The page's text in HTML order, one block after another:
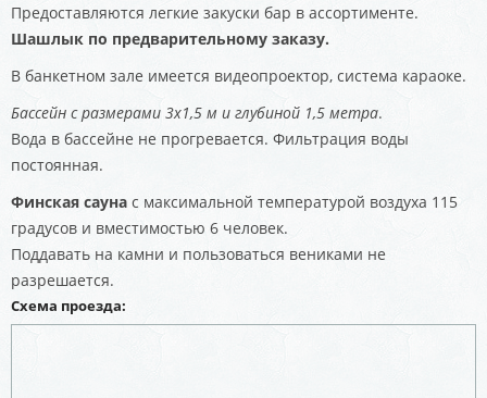
Предоставляются легкие закуски бар в ассортименте.
Шашлык по предварительному заказу.
В банкетном зале имеется видеопроектор, система караоке.
Бассейн с размерами 3х1,5 м и глубиной 1,5 метра.
Вода в бассейне не прогревается. Фильтрация воды
постоянная.
Финская сауна с максимальной температурой воздуха 115
градусов и вместимостью 6 человек.
Поддавать на камни и пользоваться вениками не
разрешается.
Схема проезда: